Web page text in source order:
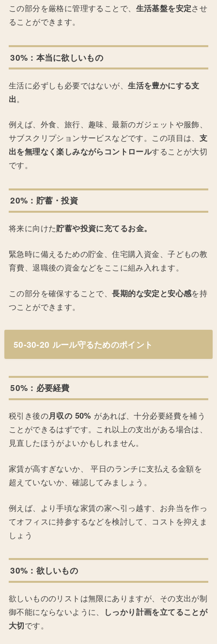
この部分を厳格に管理することで、 生活基盤を安定させ
ることができます。
30%：本当に欲しいもの
生活に必ずしも必要ではないが、生活を豊かにする支
出。
例えば、外食、旅行、趣味、最新のガジェットや服飾、
サブスクリプションサービスなどです。この項目は、 支
出を無理なく楽しみながらコントロールすることが大切
です。
20%：貯蓄・投資
将来に向けた貯蓄や投資に充てるお金。
緊急時に備えるための貯金、住宅購入資金、子どもの教
育費、退職後の資金などをここに組み入れます。
この部分を確保することで、長期的な安定と安心感を持
つことができます。
50-30-20 ルール守るためのポイント
50%：必要経費
税引き後の月収の 50% があれば、十分必要経費を補う
ことができるはずです。これ以上の支出がある場合は、
見直したほうがよいかもしれません。
家賃が高すぎないか、 平日のランチに支払える金額を
超えていないか、確認してみましょう。
例えば、より手頃な家賃の家へ引っ越す、お弁当を作っ
てオフィスに持参するなどを検討して、コストを抑えま
しょう
30%：欲しいもの
欲しいもののリストは無限にありますが、その支出が制
御不能にならないように、
しっかり計画を立てることが
大切です。